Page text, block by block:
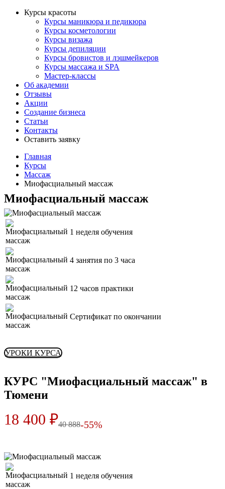
Курсы красоты
Курсы маникюра и педикюра
Курсы косметологии
Курсы визажа
Курсы депиляции
Курсы бровистов и лэшмейкеров
Курсы массажа и SPA
Мастер-классы
Об академии
Отзывы
Акции
Создание бизнеса
Статьи
Контакты
Оставить заявку
Главная
Курсы
Массаж
Миофасциальный массаж
Миофасциальный массаж
1 неделя обучения
4 занятия по 3 часа
12 часов практики
Сертификат по окончании
УРОКИ КУРСА
КУРС "Миофасциальный массаж" в
Тюмени
18 400 ₽40 888-55%
1 неделя обучения